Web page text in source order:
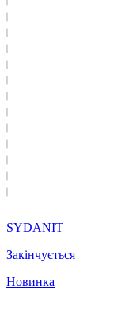
SYDANIT
Закінчується
Новинка